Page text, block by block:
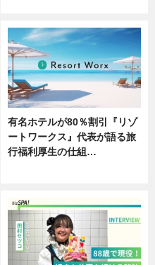
有名ホテルが80％割引『リゾ
ートワークス』代表が語る旅
行福利厚生の仕組…